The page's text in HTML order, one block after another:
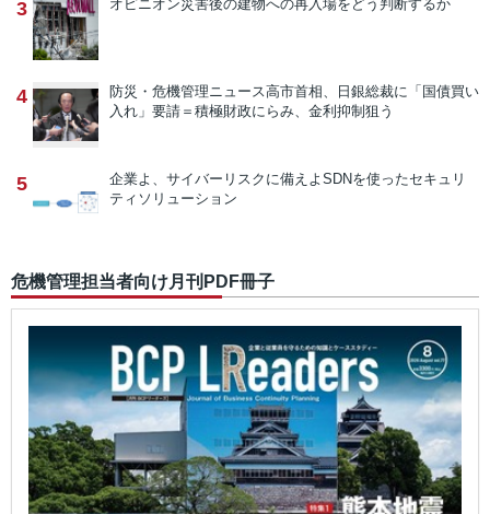
3 オピニオン災害後の建物への再入場をどう判断するか
4 防災・危機管理ニュース高市首相、日銀総裁に「国債買い
入れ」要請＝積極財政にらみ、金利抑制狙う
5 企業よ、サイバーリスクに備えよ SDNを使ったセキュリ
ティソリューション
危機管理担当者向け月刊PDF冊子